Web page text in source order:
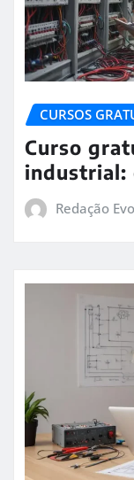
CURSOS
Curso
industrial:
Redação